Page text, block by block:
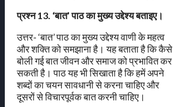
प्रश्न 13. ‘बात’ पाठ का मुख्य उद्देश्य बताइए।
उत्तर- ‘बात’ पाठ का मुख्य उद्देश्य वाणी के महत्व
और शक्ति को समझाना है। यह बताता है कि कैसे
बोली गई बात जीवन और समाज को प्रभावित कर
सकती है। पाठ यह भी सिखाता है कि हमें अपने
शब्दों का चयन सावधानी से करना चाहिए और
दूसरों से विचारपूर्वक बात करनी चाहिए।